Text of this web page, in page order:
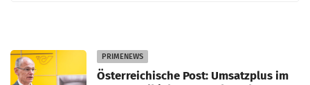
PRIMENEWS
Österreichische Post: Umsatzplus im